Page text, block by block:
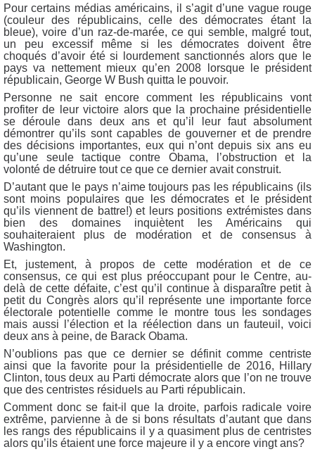
Pour certains médias américains, il s’agit d’une vague rouge
(couleur des républicains, celle des démocrates étant la
bleue), voire d’un raz-de-marée, ce qui semble, malgré tout,
un peu excessif même si les démocrates doivent être
choqués d’avoir été si lourdement sanctionnés alors que le
pays va nettement mieux qu’en 2008 lorsque le président
républicain, George W Bush quitta le pouvoir.
Personne ne sait encore comment les républicains vont
profiter de leur victoire alors que la prochaine présidentielle
se déroule dans deux ans et qu’il leur faut absolument
démontrer qu’ils sont capables de gouverner et de prendre
des décisions importantes, eux qui n’ont depuis six ans eu
qu’une seule tactique contre Obama, l’obstruction et la
volonté de détruire tout ce que ce dernier avait construit.
D’autant que le pays n’aime toujours pas les républicains (ils
sont moins populaires que les démocrates et le président
qu’ils viennent de battre!) et leurs positions extrémistes dans
bien des domaines inquiètent les Américains qui
souhaiteraient plus de modération et de consensus à
Washington.
Et, justement, à propos de cette modération et de ce
consensus, ce qui est plus préoccupant pour le Centre, au-
delà de cette défaite, c’est qu’il continue à disparaître petit à
petit du Congrès alors qu’il représente une importante force
électorale potentielle comme le montre tous les sondages
mais aussi l’élection et la réélection dans un fauteuil, voici
deux ans à peine, de Barack Obama.
N’oublions pas que ce dernier se définit comme centriste
ainsi que la favorite pour la présidentielle de 2016, Hillary
Clinton, tous deux au Parti démocrate alors que l’on ne trouve
que des centristes résiduels au Parti républicain.
Comment donc se fait-il que la droite, parfois radicale voire
extrême, parvienne à de si bons résultats d’autant que dans
les rangs des républicains il y a quasiment plus de centristes
alors qu’ils étaient une force majeure il y a encore vingt ans?